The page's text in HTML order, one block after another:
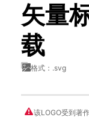
矢量
载
格式：.svg
该LOGO受到著